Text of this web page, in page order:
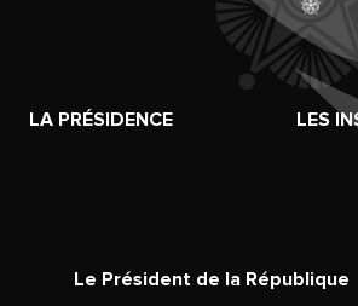
LA PRÉSIDENCE LES
Le Président de la République